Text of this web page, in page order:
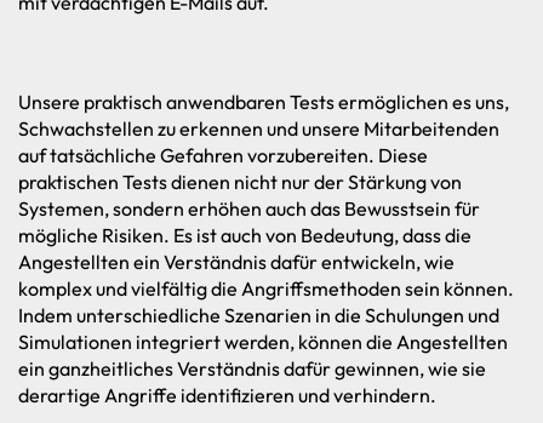
Unsere praktisch anwendbaren Testsermöglichen esuns,
Schwachstellen zuerkennen undunsere Mitarbeitenden
auftatsächliche Gefahren vorzubereiten. Diese
praktischen Testsdienen nicht nurderStärkungvon
Systemen,sondern erhöhen auch das Bewusstsein für
mögliche Risiken. Es istauch von Bedeutung,dassdie
Angestellten ein Verständnisdafürentwickeln,wie
komplexundvielfältigdie Angriffsmethoden sein können.
Indem unterschiedliche Szenarien in die Schulungen und
Simulationen integriertwerden, können die Angestellten
ein ganzheitlichesVerständnisdafürgewinnen,wie sie
derartige Angriffe identifizieren undverhindern.